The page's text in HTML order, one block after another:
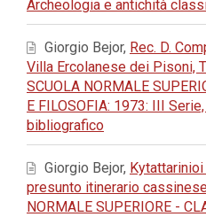
Archeologia e antichità
Giorgio Bejor, Rec. D.
Villa Ercolanese dei Pisoni,
SCUOLA NORMALE
E FILOSOFIA: 1973: III
bibliografico
Giorgio Bejor,
presunto itinerario
NORMALE SUPERIORE -